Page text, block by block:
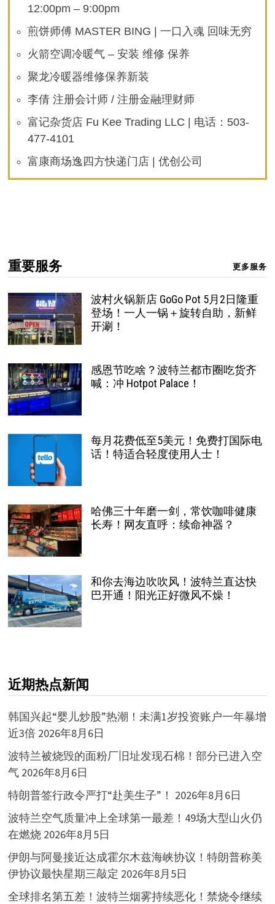
12:00pm – 9:00pm
煎饼师傅 MASTER BING | 一口入魂 回味无穷
火箭空调冷暖气 – 安装 维修 保养
聚龙冷暖器维修保养新装
李倩 注册会计师 / 注册金融理财师
富记杂货店 Fu Kee Trading LLC | 电话：503-
477-4101
富康商场逸四方快递门店 | 优创公司
重要服务 更多服务
波村火锅新店 GoGo Pot 5月2日隆重
登场！一人一锅＋旋转自助，新鲜
开涮！
感恩节吃啥？波特兰都市圈吃货齐
喊：冲 Hotpot Palace！
每月花费低至5美元！免费打国际电
话！特适合轻度使用人士！
哈佛三十年磨一剑，常饮咖啡健康
长寿！网友直呼：续命神器？
和你去海边吹吹风！波特兰直达快
巴开通！阳光正好微风不燥！
近期热点新闻
韩国兴起“婴儿炒股”热潮！未满1岁投资账户一年暴增
近3倍 2026年8月6日
波特兰被烧毁的面粉厂旧址发现石棉！部分已进入空
气 2026年8月6日
特朗普签行政令严打“赴美生子”！ 2026年8月6日
波特兰空气质量冲上全球第一最差！49场大型山火仍
在燃烧 2026年8月5日
伊朗与阿曼接近达成霍尔木兹海峡协议！特朗普称美
伊协议最快星期三敲定 2026年8月5日
全球排名第五差！波特兰烟雾持续恶化！禁烧令继续